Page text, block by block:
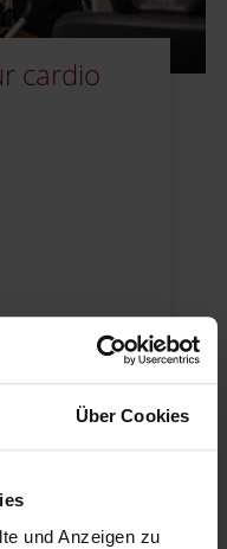
Über Cookies
und Anzeigen zu
cardio
training